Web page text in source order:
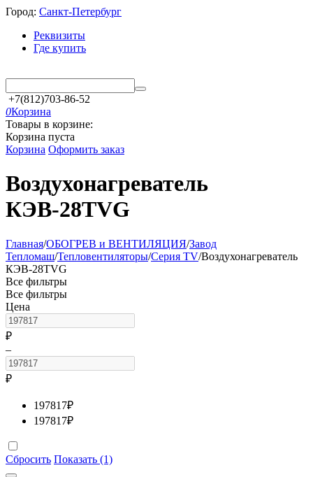
Город: Санкт-Петербург
Реквизиты
Где купить
+7(812)703-86-52
0Корзина
Товары в корзине:
Корзина пуста
Корзина Оформить заказ
Воздухонагреватель
КЭВ-28TVG
Главная/ОБОГРЕВ и ВЕНТИЛЯЦИЯ/Завод
Тепломаш/Тепловентиляторы/Серия TV/Воздухонагреватель
КЭВ-28TVG
Все фильтры
Все фильтры
Цена
₽
–
₽
197817₽
197817₽
Сбросить Показать (1)